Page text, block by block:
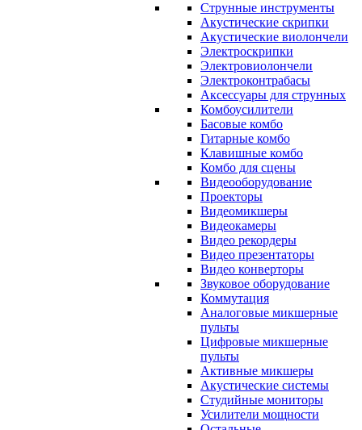
Струнные инструменты
Акустические скрипки
Акустические виолончели
Электроскрипки
Электровиолончели
Электроконтрабасы
Аксессуары для струнных
Комбоусилители
Басовые комбо
Гитарные комбо
Клавишные комбо
Комбо для сцены
Видеооборудование
Проекторы
Видеомикшеры
Видеокамеры
Видео рекордеры
Видео презентаторы
Видео конверторы
Звуковое оборудование
Коммутация
Аналоговые микшерные
пульты
Цифровые микшерные
пульты
Активные микшеры
Акустические системы
Студийные мониторы
Усилители мощности